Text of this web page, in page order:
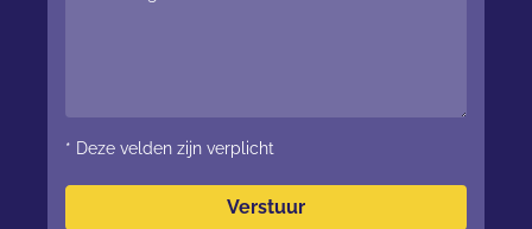
* Deze velden zijn verplicht
Verstuur